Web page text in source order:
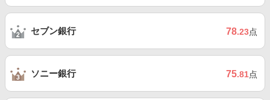
セブン銀行 78.23点
ソニー銀行 75.81点